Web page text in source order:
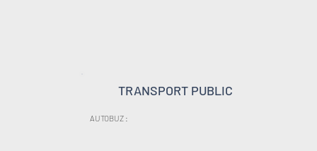
TRANSPORT PUBLIC
AUTOBUZ :